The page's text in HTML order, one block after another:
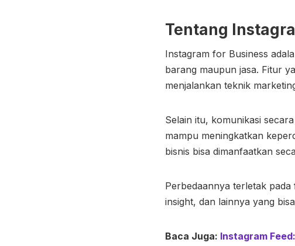
Tentang
Instagram for Business
barang maupun jasa. Fitur
menjalankan teknik
Selain itu, komunikasi
mampu meningkatkan
bisnis bisa dimanfaatkan
Perbedaannya terletak
insight, dan lainnya yang
Baca Juga: Instagram